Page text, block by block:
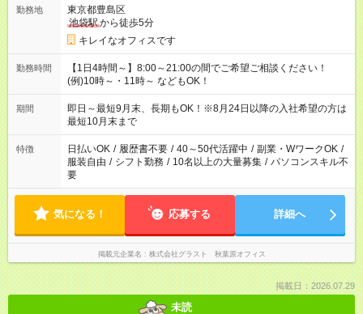
勤務地
東京都豊島区
池袋駅から徒歩5分
キレイなオフィスです
勤務時間
【1日4時間～】8:00～21:00の間でご希望ご相談ください！
(例)10時～・11時～ などもOK！
期間
即日～最短9月末、長期もOK！※8月24日以降の入社希望の方は
最短10月末まで
特徴 日払いOK / 履歴書不要 / 40～50代活躍中 / 副業・WワークOK /
服装自由 / シフト勤務 / 10名以上の大量募集 / パソコンスキル不
要
気になる！ 応募する 詳細へ
掲載元企業名 株式会社グラスト 秋葉原オフィス
掲載日：2026.07.29
未読